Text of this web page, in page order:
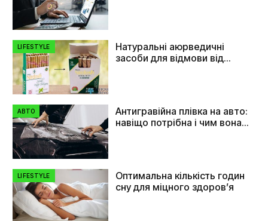
LIFESTYLE
Натуральні аюрведичні
засоби для відмови від
АВТО
Антигравійна плівка на авто:
навіщо потрібна і чим вона
LIFESTYLE
Оптимальна кількість годин
сну для міцного здоров’я